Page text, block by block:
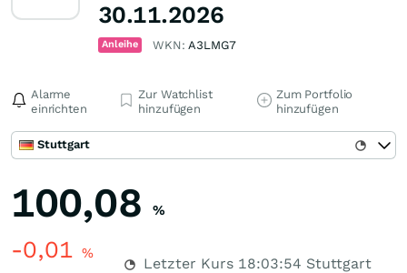
30.11.2026
Anleihe WKN:A3LMG7
Alarme
einrichten
Zur Watchlist
hinzufügen
Zum Portfolio
hinzufügen
Stuttgart
100,08 %
-0,01 %
Letzter Kurs 18:03:54 Stuttgart